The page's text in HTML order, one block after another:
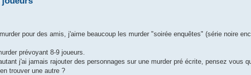
pour des amis, j'aime beaucoup les murder "soirée enquêtes" (série noire
prévoyant 8-9 joueurs.
j'ai jamais rajouter des personnages sur une murder pré écrite, pensez vous
trouver une autre ?